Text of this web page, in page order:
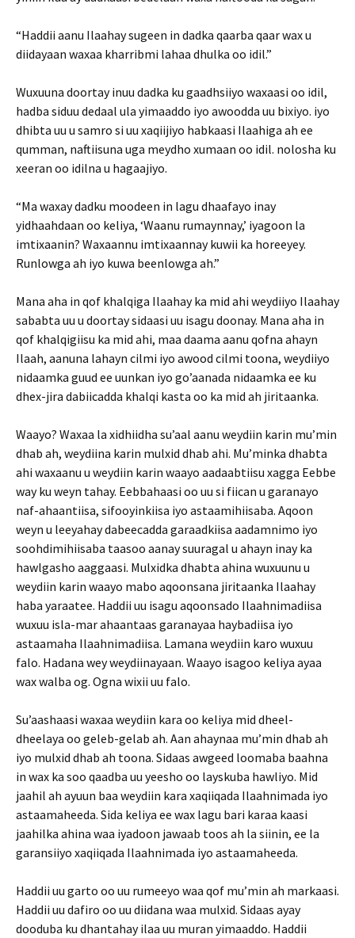
“Haddii aanu Ilaahay sugeen in dadka qaarba qaar wax u
diidayaan waxaa kharribmi lahaa dhulka oo idil.”
Wuxuuna doortay inuu dadka ku gaadhsiiyo waxaasi oo idil,
hadba siduu dedaal ula yimaaddo iyo awoodda uu bixiyo. iyo
dhibta uu u samro si uu xaqiijiyo habkaasi Ilaahiga ah ee
qumman, naftiisuna uga meydho xumaan oo idil. nolosha ku
xeeran oo idilna u hagaajiyo.
“Ma waxay dadku moodeen in lagu dhaafayo inay
yidhaahdaan oo keliya, ‘Waanu rumaynnay,’ iyagoon la
imtixaanin? Waxaannu imtixaannay kuwii ka horeeyey.
Runlowga ah iyo kuwa beenlowga ah.”
Mana aha in qof khalqiga Ilaahay ka mid ahi weydiiyo Ilaahay
sababta uu u doortay sidaasi uu isagu doonay. Mana aha in
qof khalqigiisu ka mid ahi, maa daama aanu qofna ahayn
Ilaah, aanuna lahayn cilmi iyo awood cilmi toona, weydiiyo
nidaamka guud ee uunkan iyo go’aanada nidaamka ee ku
dhex-jira dabiicadda khalqi kasta oo ka mid ah jiritaanka.
Waayo? Waxaa la xidhiidha su’aal aanu weydiin karin mu’min
dhab ah, weydiina karin mulxid dhab ahi. Mu’minka dhabta
ahi waxaanu u weydiin karin waayo aadaabtiisu xagga Eebbe
way ku weyn tahay. Eebbahaasi oo uu si fiican u garanayo
naf-ahaantiisa, sifooyinkiisa iyo astaamihiisaba. Aqoon
weyn u leeyahay dabeecadda garaadkiisa aadamnimo iyo
soohdimihiisaba taasoo aanay suuragal u ahayn inay ka
hawlgasho aaggaasi. Mulxidka dhabta ahina wuxuunu u
weydiin karin waayo mabo aqoonsana jiritaanka Ilaahay
haba yaraatee. Haddii uu isagu aqoonsado Ilaahnimadiisa
wuxuu isla-mar ahaantaas garanayaa haybadiisa iyo
astaamaha Ilaahnimadiisa. Lamana weydiin karo wuxuu
falo. Hadana wey weydiinayaan. Waayo isagoo keliya ayaa
wax walba og. Ogna wixii uu falo.
Su’aashaasi waxaa weydiin kara oo keliya mid dheel-
dheelaya oo geleb-gelab ah. Aan ahaynaa mu’min dhab ah
iyo mulxid dhab ah toona. Sidaas awgeed loomaba baahna
in wax ka soo qaadba uu yeesho oo layskuba hawliyo. Mid
jaahil ah ayuun baa weydiin kara xaqiiqada Ilaahnimada iyo
astaamaheeda. Sida keliya ee wax lagu bari karaa kaasi
jaahilka ahina waa iyadoon jawaab toos ah la siinin, ee la
garansiiyo xaqiiqada Ilaahnimada iyo astaamaheeda.
Haddii uu garto oo uu rumeeyo waa qof mu’min ah markaasi.
Haddii uu dafiro oo uu diidana waa mulxid. Sidaas ayay
dooduba ku dhantahay ilaa uu muran yimaaddo. Haddii